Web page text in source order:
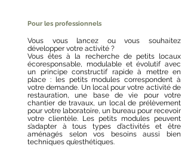
Pour les professionnels
Vous vous lancez ou vous souhaitez
développer votre activité ?
Vous êtes à la recherche de petits locaux
écoresponsable, modulable et évolutif avec
un principe constructif rapide à mettre en
place : les petits modules correspondent à
votre demande. Un local pour votre activité de
restauration, une base de vie pour votre
chantier de travaux, un local de prélèvement
pour votre laboratoire, un bureau pour recevoir
votre clientèle. Les petits modules peuvent
s’adapter à tous types d’activités et être
aménagés selon vos besoins aussi bien
techniques qu’esthétiques.